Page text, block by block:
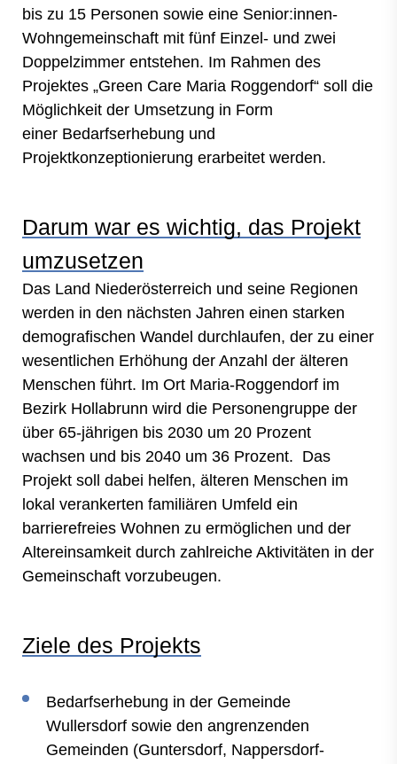
bis zu 15 Personen sowie eine Senior:innen-
Wohngemeinschaft mit fünf Einzel- und zwei
Doppelzimmer entstehen. Im Rahmen des
Projektes „Green Care Maria Roggendorf“ soll die
Möglichkeit der Umsetzung in Form
einer Bedarfserhebung und
Projektkonzeptionierung erarbeitet werden.
Darum war es wichtig, das Projekt
umzusetzen
Das Land Niederösterreich und seine Regionen
werden in den nächsten Jahren einen starken
demografischen Wandel durchlaufen, der zu einer
wesentlichen Erhöhung der Anzahl der älteren
Menschen führt. Im Ort Maria-Roggendorf im
Bezirk Hollabrunn wird die Personengruppe der
über 65-jährigen bis 2030 um 20 Prozent
wachsen und bis 2040 um 36 Prozent. Das
Projekt soll dabei helfen, älteren Menschen im
lokal verankerten familiären Umfeld ein
barrierefreies Wohnen zu ermöglichen und der
Altereinsamkeit durch zahlreiche Aktivitäten in der
Gemeinschaft vorzubeugen.
Ziele des Projekts
Bedarfserhebung in der Gemeinde
Wullersdorf sowie den angrenzenden
Gemeinden (Guntersdorf, Nappersdorf-